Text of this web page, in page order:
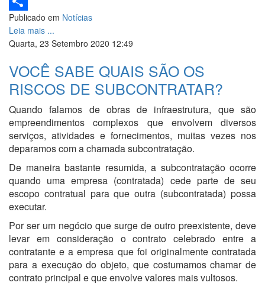
Share
Publicado em Notícias
Leia mais ...
Quarta, 23 Setembro 2020 12:49
VOCÊ SABE QUAIS SÃO OS
RISCOS DE SUBCONTRATAR?
Quando falamos de obras de infraestrutura, que são
empreendimentos complexos que envolvem diversos
serviços, atividades e fornecimentos, muitas vezes nos
deparamos com a chamada subcontratação.
De maneira bastante resumida, a subcontratação ocorre
quando uma empresa (contratada) cede parte de seu
escopo contratual para que outra (subcontratada) possa
executar.
Por ser um negócio que surge de outro preexistente, deve
levar em consideração o contrato celebrado entre a
contratante e a empresa que foi originalmente contratada
para a execução do objeto, que costumamos chamar de
contrato principal e que envolve valores mais vultosos.